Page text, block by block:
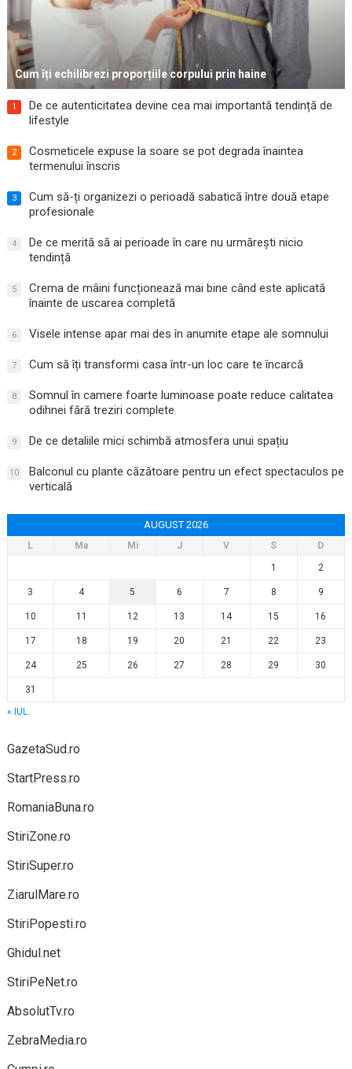
Cum îți echilibrezi proporțiile corpului prin haine
1
De ce autenticitatea devine cea mai importantă tendință de
lifestyle
2
Cosmeticele expuse la soare se pot degrada înaintea
termenului înscris
3
Cum să-ți organizezi o perioadă sabatică între două etape
profesionale
4
De ce merită să ai perioade în care nu urmărești nicio
tendință
5
Crema de mâini funcționează mai bine când este aplicată
înainte de uscarea completă
6 Visele intense apar mai des în anumite etape ale somnului
7 Cum să îți transformi casa într-un loc care te încarcă
8
Somnul în camere foarte luminoase poate reduce calitatea
odihnei fără treziri complete
9 De ce detaliile mici schimbă atmosfera unui spațiu
10
Balconul cu plante căzătoare pentru un efect spectaculos pe
verticală
AUGUST 2026
L Ma Mi J V S
D
1
2
3 4 5 6 7 8 9
10 11 12 13 14 15 16
17 18 19 20 21 22 23
24 25 26 27 28 29 30
31
« IUL.
GazetaSud.ro
StartPress.ro
RomaniaBuna.ro
StiriZone.ro
StiriSuper.ro
ZiarulMare.ro
StiriPopesti.ro
Ghidul.net
StiriPeNet.ro
AbsolutTv.ro
ZebraMedia.ro